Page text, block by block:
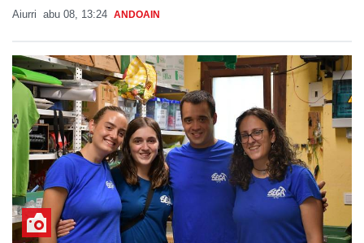
Aiurri abu 08, 13:24 ANDOAIN